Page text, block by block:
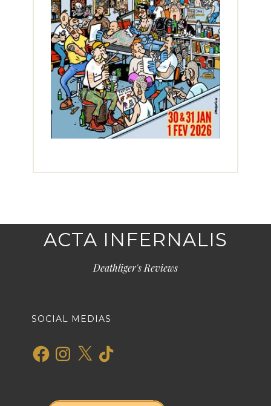
ACTA INFERNALIS
Deathliger's Reviews
SOCIAL MEDIAS
FacebookInstagram
X TikTok